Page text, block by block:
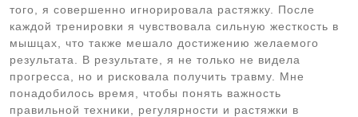
того, я совершенно игнорировала растяжку. После
каждой тренировки я чувствовала сильную жесткость в
мышцах, что также мешало достижению желаемого
результата. В результате, я не только не видела
прогресса, но и рисковала получить травму. Мне
понадобилось время, чтобы понять важность
правильной техники, регулярности и растяжки в